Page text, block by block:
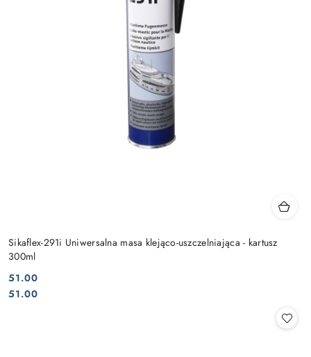
Sikaflex-291i Uniwersalna masa klejąco-uszczelniająca - kartusz
300ml
Cena:
51.00
Cena:
51.00